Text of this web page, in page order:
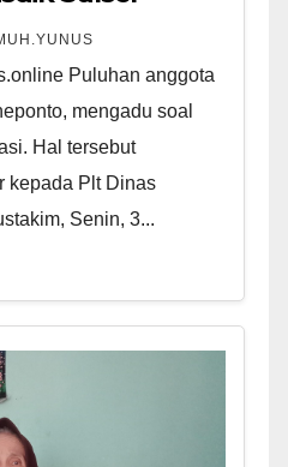
Puluhan anggota
mengadu soal
Hal tersebut
kepada Plt Dinas
Senin, 3...